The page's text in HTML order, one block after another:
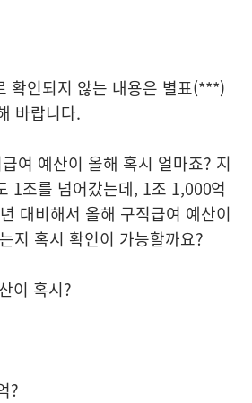
확인되지 않는 내용은 별표(***)
바랍니다.
여 예산이 올해 혹시 얼마죠? 지
1조를 넘어갔는데, 1조 1,000억
대비해서 올해 구직급여 예산이
지 혹시 확인이 가능할까요?
이 혹시?
?